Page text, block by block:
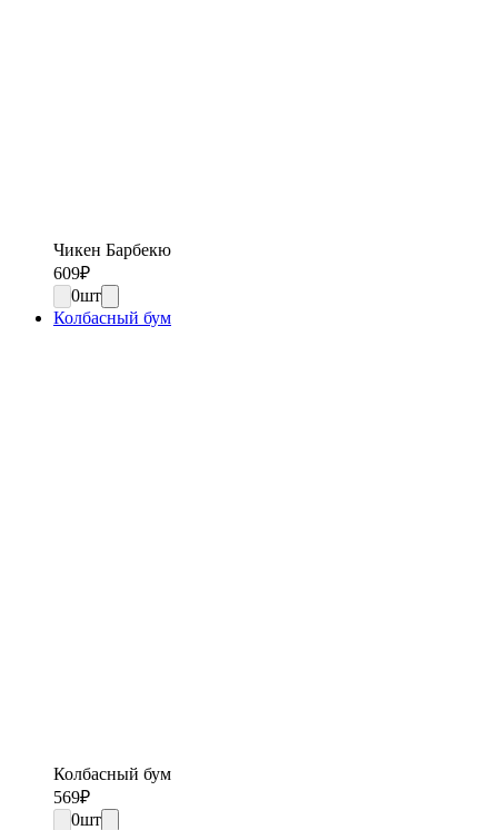
Чикен Барбекю
609₽
0шт
Колбасный бум
Колбасный бум
569₽
0шт